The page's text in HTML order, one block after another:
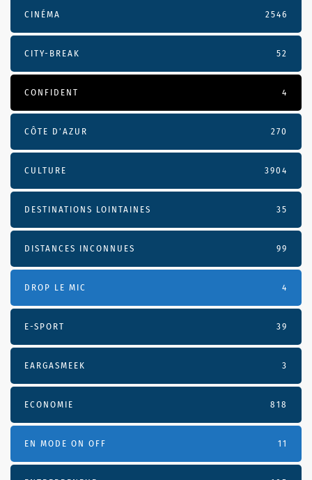
CINÉMA 2546
CITY-BREAK 52
CONFIDENT 4
CÔTE D’AZUR 270
CULTURE 3904
DESTINATIONS LOINTAINES 35
DISTANCES INCONNUES 99
DROP LE MIC 4
E-SPORT 39
EARGASMEEK 3
ECONOMIE 818
EN MODE ON OFF 11